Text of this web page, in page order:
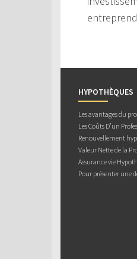
HYPOTHÈQUES
Les avantages du
Les Coûts D’un
Renouvellement
Valeur Nette de la
Assurance vie
Pour présenter une